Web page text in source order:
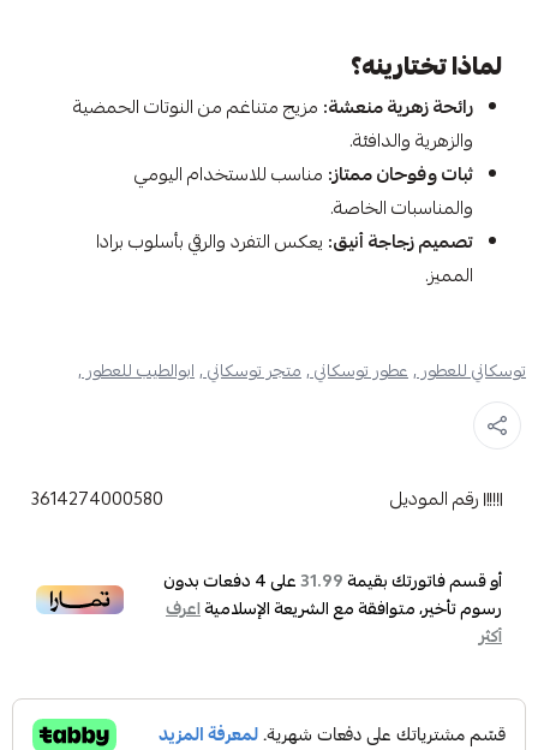
لماذا تختارينه؟
رائحة زهرية منعشة: مزيج متناغم من النوتات الحمضية
والزهرية والدافئة.​
ثبات وفوحان ممتاز: مناسب للاستخدام اليومي
والمناسبات الخاصة.​
تصميم زجاجة أنيق: يعكس التفرد والرقي بأسلوب برادا
المميز.​
توسكاني للعطور ,عطور توسكاني ,متجر توسكاني ,ابوالطيب للعطور ,
رقم الموديل 3614274000580
أو قسم فاتورتك بقيمة31.99على4دفعات بدون
رسوم تأخير، متوافقة مع الشريعة الإسلاميةاعرف
أكثر